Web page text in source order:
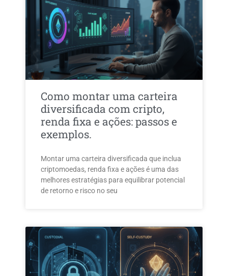
Como montar uma carteira
diversificada com cripto,
renda fixa e ações: passos e
exemplos.
Montar uma carteira diversificada que inclua
criptomoedas, renda fixa e ações é uma das
melhores estratégias para equilibrar potencial
de retorno e risco no seu